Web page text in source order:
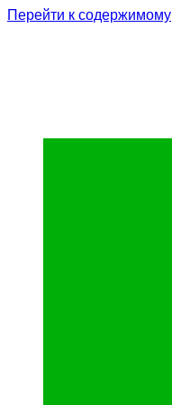
Перейти к содержимому